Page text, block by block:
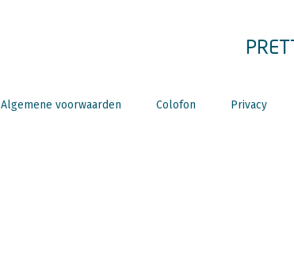
Algemene voorwaarden Colofon Privacy